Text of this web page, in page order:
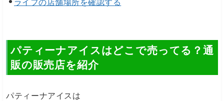
パティーナアイスはどこで売ってる？通
販の販売店を紹介
パティーナアイスは